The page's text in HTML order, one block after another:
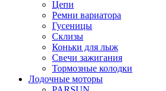
Цепи
Ремни вариатора
Гусеницы
Склизы
Коньки для лыж
Свечи зажигания
Тормозные колодки
Лодочные моторы